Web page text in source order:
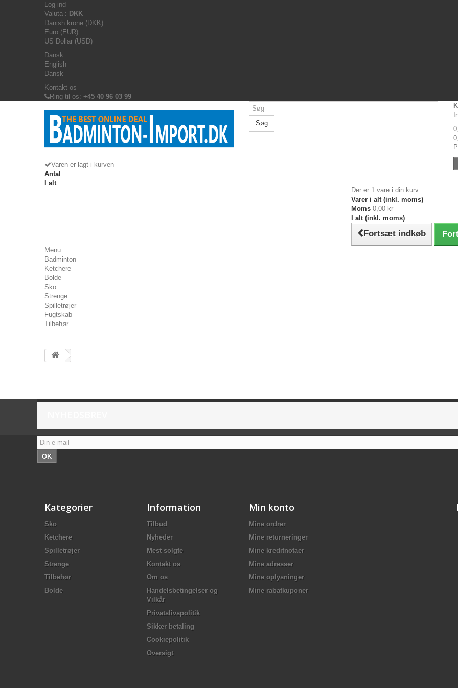
Log ind
Valuta : DKK
Danish krone (DKK)
Euro (EUR)
US Dollar (USD)
Dansk
English
Dansk
Kontakt os
Ring til os: +45 40 96 03 99
Søg
Varen er lagt i kurven
Antal
I alt
Der er 1 vare i din kurv
Varer i alt (inkl. moms)
Moms 0,00 kr
I alt (inkl. moms)
Fortsæt indkøb
Menu
Badminton
Ketchere
Bolde
Sko
Strenge
Spilletrøjer
Fugtskab
Tilbehør
OK
Kategorier
Sko
Ketchere
Spilletrøjer
Strenge
Tilbehør
Bolde
Information
Tilbud
Nyheder
Mest solgte
Kontakt os
Om os
Handelsbetingelser og
Vilkår
Privatslivspolitik
Sikker betaling
Cookiepolitik
Oversigt
Min konto
Mine ordrer
Mine returneringer
Mine kreditnotaer
Mine adresser
Mine oplysninger
Mine rabatkuponer